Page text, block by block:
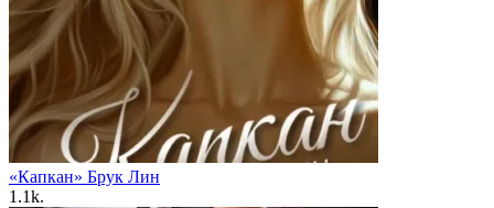
«Капкан» Брук Лин
1.1k.